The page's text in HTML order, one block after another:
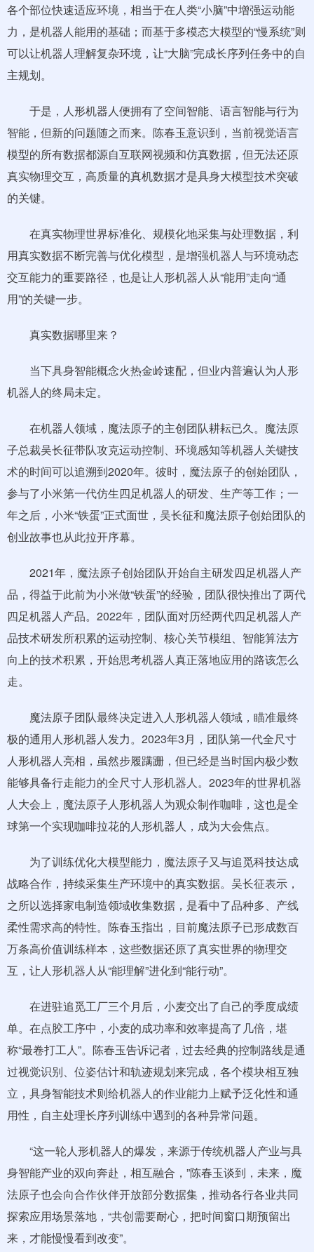
各个部位快速适应环境，相当于在人类“小脑”中增强运动能
力，是机器人能用的基础；而基于多模态大模型的“慢系统”则
可以让机器人理解复杂环境，让“大脑”完成长序列任务中的自
主规划。
于是，人形机器人便拥有了空间智能、语言智能与行为
智能，但新的问题随之而来。陈春玉意识到，当前视觉语言
模型的所有数据都源自互联网视频和仿真数据，但无法还原
真实物理交互，高质量的真机数据才是具身大模型技术突破
的关键。
在真实物理世界标准化、规模化地采集与处理数据，利
用真实数据不断完善与优化模型，是增强机器人与环境动态
交互能力的重要路径，也是让人形机器人从“能用”走向“通
用”的关键一步。
真实数据哪里来？
当下具身智能概念火热金岭速配，但业内普遍认为人形
机器人的终局未定。
在机器人领域，魔法原子的主创团队耕耘已久。魔法原
子总裁吴长征带队攻克运动控制、环境感知等机器人关键技
术的时间可以追溯到2020年。彼时，魔法原子的创始团队，
参与了小米第一代仿生四足机器人的研发、生产等工作；一
年之后，小米“铁蛋”正式面世，吴长征和魔法原子创始团队的
创业故事也从此拉开序幕。
2021年，魔法原子创始团队开始自主研发四足机器人产
品，得益于此前为小米做“铁蛋”的经验，团队很快推出了两代
四足机器人产品。2022年，团队面对历经两代四足机器人产
品技术研发所积累的运动控制、核心关节模组、智能算法方
向上的技术积累，开始思考机器人真正落地应用的路该怎么
走。
魔法原子团队最终决定进入人形机器人领域，瞄准最终
极的通用人形机器人发力。2023年3月，团队第一代全尺寸
人形机器人亮相，虽然步履蹒跚，但已经是当时国内极少数
能够具备行走能力的全尺寸人形机器人。2023年的世界机器
人大会上，魔法原子人形机器人为观众制作咖啡，这也是全
球第一个实现咖啡拉花的人形机器人，成为大会焦点。
为了训练优化大模型能力，魔法原子又与追觅科技达成
战略合作，持续采集生产环境中的真实数据。吴长征表示，
之所以选择家电制造领域收集数据，是看中了品种多、产线
柔性需求高的特性。陈春玉指出，目前魔法原子已形成数百
万条高价值训练样本，这些数据还原了真实世界的物理交
互，让人形机器人从“能理解”进化到“能行动”。
在进驻追觅工厂三个月后，小麦交出了自己的季度成绩
单。在点胶工序中，小麦的成功率和效率提高了几倍，堪
称“最卷打工人”。陈春玉告诉记者，过去经典的控制路线是通
过视觉识别、位姿估计和轨迹规划来完成，各个模块相互独
立，具身智能技术则给机器人的作业能力上赋予泛化性和通
用性，自主处理长序列训练中遇到的各种异常问题。
“这一轮人形机器人的爆发，来源于传统机器人产业与具
身智能产业的双向奔赴，相互融合，”陈春玉谈到，未来，魔
法原子也会向合作伙伴开放部分数据集，推动各行各业共同
探索应用场景落地，“共创需要耐心，把时间窗口期预留出
来，才能慢慢看到改变”。